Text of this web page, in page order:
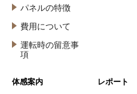
パネルの特徴
費用について
運転時の留意事
項
体感案内 レポート